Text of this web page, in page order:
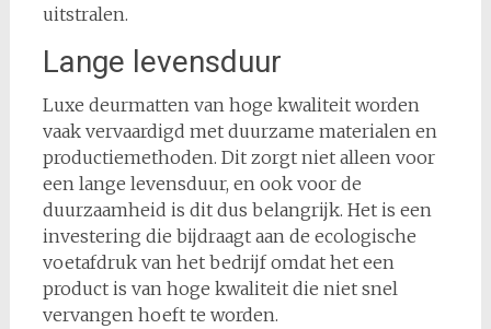
uitstralen.
Lange levensduur
Luxe deurmatten van hoge kwaliteit worden
vaak vervaardigd met duurzame materialen en
productiemethoden. Dit zorgt niet alleen voor
een lange levensduur, en ook voor de
duurzaamheid is dit dus belangrijk. Het is een
investering die bijdraagt aan de ecologische
voetafdruk van het bedrijf omdat het een
product is van hoge kwaliteit die niet snel
vervangen hoeft te worden.